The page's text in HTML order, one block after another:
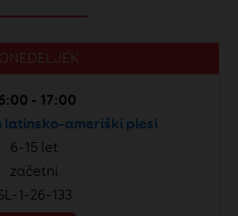
- 17:00
latinsko-ameriški plesi
6-15 let
začetni
1-26-133